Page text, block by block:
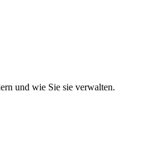
und wie Sie sie verwalten.